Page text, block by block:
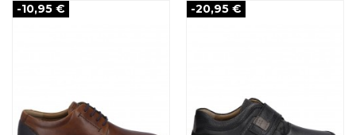
-10,95 € -20,95 €